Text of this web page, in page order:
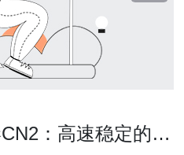
：高速稳定的云